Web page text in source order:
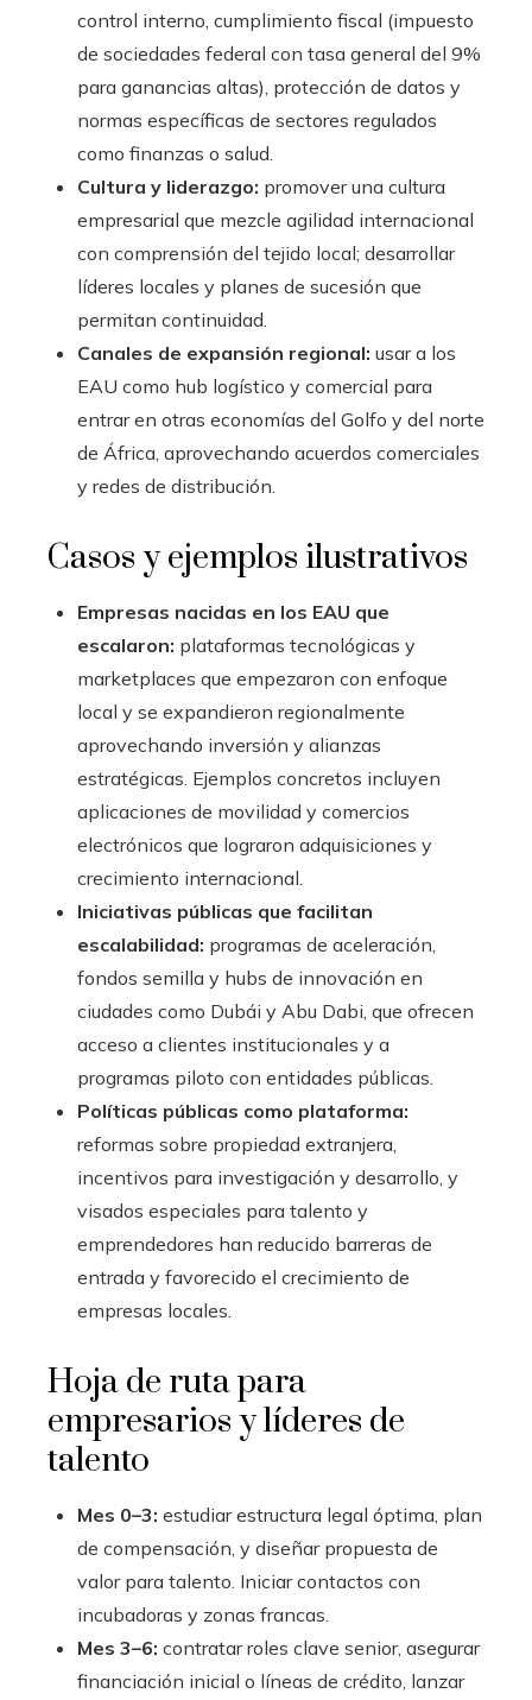
control interno, cumplimiento fiscal (impuesto
de sociedades federal con tasa general del 9%
para ganancias altas), protección de datos y
normas específicas de sectores regulados
como finanzas o salud.
Cultura y liderazgo: promover una cultura
empresarial que mezcle agilidad internacional
con comprensión del tejido local; desarrollar
líderes locales y planes de sucesión que
permitan continuidad.
Canales de expansión regional: usar a los
EAU como hub logístico y comercial para
entrar en otras economías del Golfo y del norte
de África, aprovechando acuerdos comerciales
y redes de distribución.
Casos y ejemplos ilustrativos
Empresas nacidas en los EAU que
escalaron: plataformas tecnológicas y
marketplaces que empezaron con enfoque
local y se expandieron regionalmente
aprovechando inversión y alianzas
estratégicas. Ejemplos concretos incluyen
aplicaciones de movilidad y comercios
electrónicos que lograron adquisiciones y
crecimiento internacional.
Iniciativas públicas que facilitan
escalabilidad: programas de aceleración,
fondos semilla y hubs de innovación en
ciudades como Dubái y Abu Dabi, que ofrecen
acceso a clientes institucionales y a
programas piloto con entidades públicas.
Políticas públicas como plataforma:
reformas sobre propiedad extranjera,
incentivos para investigación y desarrollo, y
visados especiales para talento y
emprendedores han reducido barreras de
entrada y favorecido el crecimiento de
empresas locales.
Hoja de ruta para
empresarios y líderes de
talento
Mes 0–3: estudiar estructura legal óptima, plan
de compensación, y diseñar propuesta de
valor para talento. Iniciar contactos con
incubadoras y zonas francas.
Mes 3–6: contratar roles clave senior, asegurar
financiación inicial o líneas de crédito, lanzar